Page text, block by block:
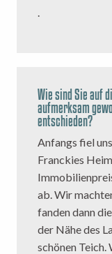
Wie sind Sie auf
aufmerksam
entschieden?
Anfangs fiel
Franckies
ab. Wir
fanden dann
der Nähe des
schönen Teich.